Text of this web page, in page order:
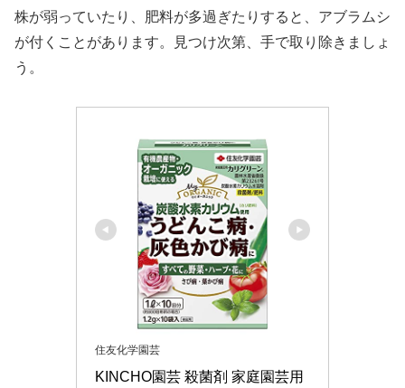
株が弱っていたり、肥料が多過ぎたりすると、アブラムシ
が付くことがあります。見つけ次第、手で取り除きましょ
う。
住友化学園芸
KINCHO園芸 殺菌剤 家庭園芸用